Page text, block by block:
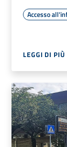
Accesso
LEGGI DI PIÙ